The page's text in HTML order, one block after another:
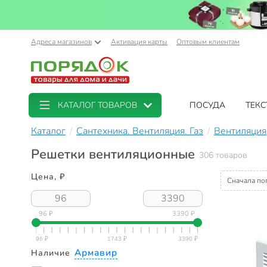
Адреса магазинов Активация карты Оптовым клиентам
КАТАЛОГ ТОВАРОВ ПОСУДА
Каталог Сантехника. Вентиляция. Газ Вентиляция
Решетки вентиляционные 306 товаров
Цена, ₽
96 ₽ 3390 ₽
Наличие Армавир
Сначала